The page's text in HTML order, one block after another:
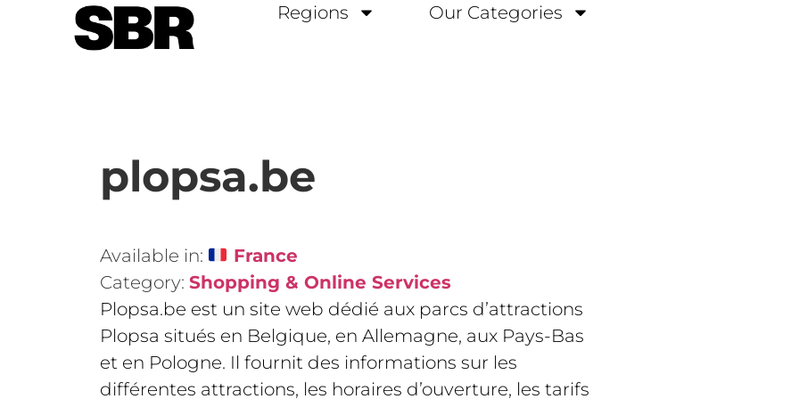
Regions Our Categories
plopsa.be
Available in:
France
Category: Shopping & Online Services
Plopsa.be est un site web dédié aux parcs d’attractions
Plopsa situés en Belgique, en Allemagne, aux Pays-Bas
et en Pologne. Il fournit des informations sur les
différentes attractions, les horaires d’ouverture, les tarifs